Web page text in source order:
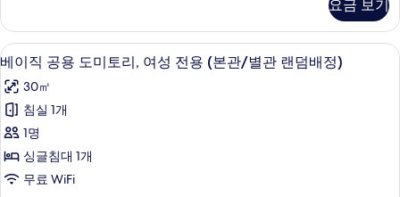
덤
배
정)
사
진
모
두
보
(본
관/
별
관
랜
덤
배
정)
자
세
히
요금 보기
베
이
직
공
용
도
베이직 공용 도미토리, 여성 전용 (본
6
베이직 공용 도미토리, 여성 전용 (본관/별관 랜덤배정)
30㎡
침실 1개
1명
싱글침대 1개
무료 WiFi